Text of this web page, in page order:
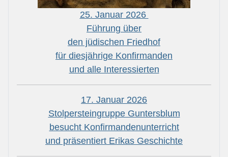
25. Januar 2026
Führung über
den jüdischen Friedhof
für diesjährige Konfirmanden
und alle Interessierten
17. Januar 2026
Stolpersteingruppe Guntersblum
besucht Konfirmandenunterricht
und präsentiert Erikas Geschichte